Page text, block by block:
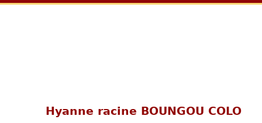
Hyanne racine BOUNGOU COLO